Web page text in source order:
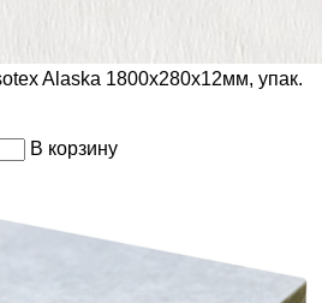
Alaska 1800х280х12мм, упак.
В корзину